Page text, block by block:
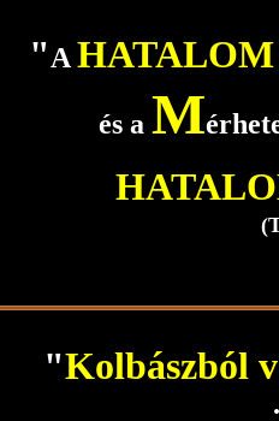
"A HATALOM
és a M
"Kolbászból